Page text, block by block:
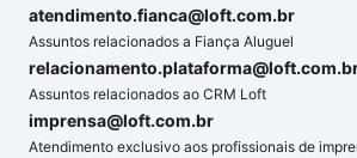
atendimento.fianca@loft.com.br
Assuntos relacionados a Fiança Aluguel
Assuntos relacionados ao CRM Loft
imprensa@loft.com.br
Atendimento exclusivo aos profissionais de